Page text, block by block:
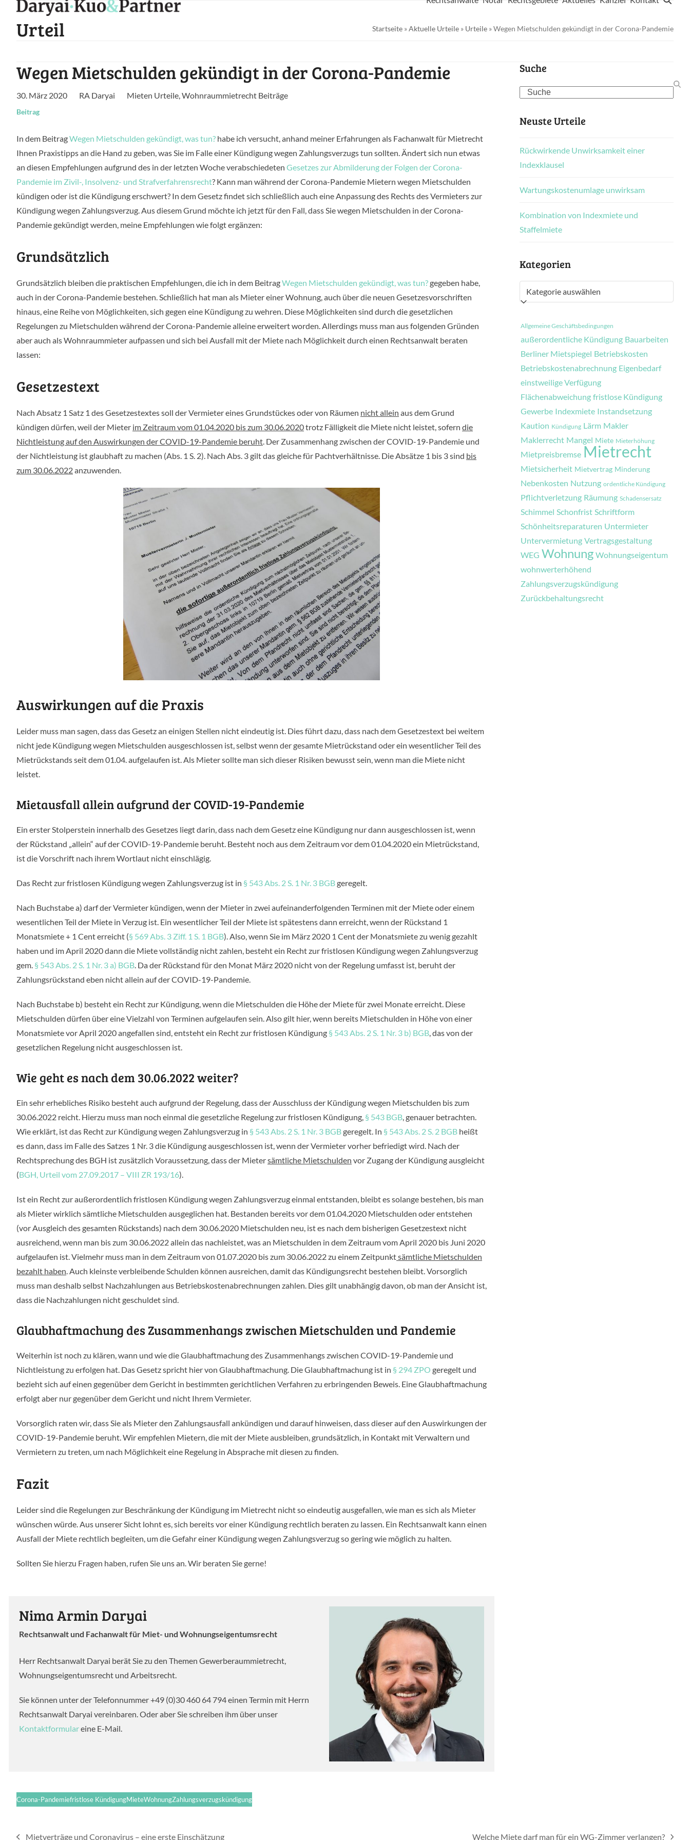
contentUrteil Startseite »Aktuelle Urteile » Urteile »Wegen Mietschulden gekündigt in der Corona-Pandemie
Wegen Mietschulden gekündigt in der Corona-Pandemie
30. März 2020 RA Daryai Mieten Urteile,Wohnraummietrecht Beiträge
Beitrag
In dem BeitragWegen Mietschulden gekündigt, was tun? habe ich versucht, anhand meiner Erfahrungen als Fachanwalt für Mietrecht
Ihnen Praxistipps an die Hand zu geben, was Sie im Falle einer Kündigung wegen Zahlungsverzugs tun sollten. Ändert sich nun etwas
an diesen Empfehlungen aufgrund des in der letzten Woche verabschiedeten Gesetzes zur Abmilderung der Folgen der Corona-
Pandemie im Zivil-, Insolvenz- und Strafverfahrensrecht? Kann man während der Corona-Pandemie Mietern wegen Mietschulden
kündigen oder ist die Kündigung erschwert? In dem Gesetz findet sich schließlich auch eine Anpassung des Rechts des Vermieters zur
Kündigung wegen Zahlungsverzug. Aus diesem Grund möchte ich jetzt für den Fall, dass Sie wegen Mietschulden in der Corona-
Pandemie gekündigt werden, meine Empfehlungen wie folgt ergänzen:
Grundsätzlich
Grundsätzlich bleiben die praktischen Empfehlungen, die ich in dem BeitragWegen Mietschulden gekündigt, was tun?gegeben habe,
auch in der Corona-Pandemie bestehen. Schließlich hat man als Mieter einer Wohnung, auch über die neuen Gesetzesvorschriften
hinaus, eine Reihe von Möglichkeiten, sich gegen eine Kündigung zu wehren. Diese Möglichkeiten sind durch die gesetzlichen
Regelungen zu Mietschulden während der Corona-Pandemie alleine erweitert worden. Allerdings muss man aus folgenden Gründen
aber auch als Wohnraummieter aufpassen und sich bei Ausfall mit der Miete nach Möglichkeit durch einen Rechtsanwalt beraten
lassen:
Gesetzestext
Nach Absatz 1 Satz 1 des Gesetzestextes soll der Vermieter eines Grundstückes oder von Räumen nicht allein aus dem Grund
kündigen dürfen, weil der Mieter im Zeitraum vom 01.04.2020 bis zum 30.06.2020trotz Fälligkeit die Miete nicht leistet, sofern die
Nichtleistung auf den Auswirkungen der COVID-19-Pandemie beruht. Der Zusammenhang zwischen der COVID-19-Pandemie und
der Nichtleistung ist glaubhaft zu machen (Abs. 1 S. 2). Nach Abs. 3 gilt das gleiche für Pachtverhältnisse. Die Absätze 1 bis 3 sind bis
zum 30.06.2022anzuwenden.
Auswirkungen auf die Praxis
Leider muss man sagen, dass das Gesetz an einigen Stellen nicht eindeutig ist. Dies führt dazu, dass nach dem Gesetzestext bei weitem
nicht jede Kündigung wegen Mietschulden ausgeschlossen ist, selbst wenn der gesamte Mietrückstand oder ein wesentlicher Teil des
Mietrückstands seit dem 01.04. aufgelaufen ist. Als Mieter sollte man sich dieser Risiken bewusst sein, wenn man die Miete nicht
leistet.
Mietausfall allein aufgrund der COVID-19-Pandemie
Ein erster Stolperstein innerhalb des Gesetzes liegt darin, dass nach dem Gesetz eine Kündigung nur dann ausgeschlossen ist, wenn
der Rückstand „allein“ auf der COVID-19-Pandemie beruht. Besteht noch aus dem Zeitraum vor dem 01.04.2020 ein Mietrückstand,
ist die Vorschrift nach ihrem Wortlaut nicht einschlägig.
Das Recht zur fristlosen Kündigung wegen Zahlungsverzug ist in § 543 Abs. 2 S. 1 Nr. 3 BGBgeregelt.
Nach Buchstabe a) darf der Vermieter kündigen, wenn der Mieter in zwei aufeinanderfolgenden Terminen mit der Miete oder einem
wesentlichen Teil der Miete in Verzug ist. Ein wesentlicher Teil der Miete ist spätestens dann erreicht, wenn der Rückstand 1
Monatsmiete + 1 Cent erreicht (§ 569 Abs. 3 Ziff. 1 S. 1 BGB). Also, wenn Sie im März 2020 1 Cent der Monatsmiete zu wenig gezahlt
haben und im April 2020 dann die Miete vollständig nicht zahlen, besteht ein Recht zur fristlosen Kündigung wegen Zahlungsverzug
gem. § 543 Abs. 2 S. 1 Nr. 3 a) BGB. Da der Rückstand für den Monat März 2020 nicht von der Regelung umfasst ist, beruht der
Zahlungsrückstand eben nicht allein auf der COVID-19-Pandemie.
Nach Buchstabe b) besteht ein Recht zur Kündigung, wenn die Mietschulden die Höhe der Miete für zwei Monate erreicht. Diese
Mietschulden dürfen über eine Vielzahl von Terminen aufgelaufen sein. Also gilt hier, wenn bereits Mietschulden in Höhe von einer
Monatsmiete vor April 2020 angefallen sind, entsteht ein Recht zur fristlosen Kündigung § 543 Abs. 2 S. 1 Nr. 3 b) BGB, das von der
gesetzlichen Regelung nicht ausgeschlossen ist.
Wie geht es nach dem 30.06.2022 weiter?
Ein sehr erhebliches Risiko besteht auch aufgrund der Regelung, dass der Ausschluss der Kündigung wegen Mietschulden bis zum
30.06.2022 reicht. Hierzu muss man noch einmal die gesetzliche Regelung zur fristlosen Kündigung, § 543 BGB, genauer betrachten.
Wie erklärt, ist das Recht zur Kündigung wegen Zahlungsverzug in § 543 Abs. 2 S. 1 Nr. 3 BGBgeregelt. In § 543 Abs. 2 S. 2 BGB heißt
es dann, dass im Falle des Satzes 1 Nr. 3 die Kündigung ausgeschlossen ist, wenn der Vermieter vorher befriedigt wird. Nach der
Rechtsprechung des BGH ist zusätzlich Voraussetzung, dass der Mietersämtliche Mietschulden vor Zugang der Kündigung ausgleicht
(BGH, Urteil vom 27.09.2017 – VIII ZR 193/16).
Ist ein Recht zur außerordentlich fristlosen Kündigung wegen Zahlungsverzug einmal entstanden, bleibt es solange bestehen, bis man
als Mieter wirklich sämtliche Mietschulden ausgeglichen hat. Bestanden bereits vor dem 01.04.2020 Mietschulden oder entstehen
(vor Ausgleich des gesamten Rückstands) nach dem 30.06.2020 Mietschulden neu, ist es nach dem bisherigen Gesetzestext nicht
ausreichend, wenn man bis zum 30.06.2022 allein das nachleistet, was an Mietschulden in dem Zeitraum vom April 2020 bis Juni 2020
aufgelaufen ist. Vielmehr muss man in dem Zeitraum von 01.07.2020 bis zum 30.06.2022 zu einem Zeitpunktsämtliche Mietschulden
bezahlt haben. Auch kleinste verbleibende Schulden können ausreichen, damit das Kündigungsrecht bestehen bleibt. Vorsorglich
muss man deshalb selbst Nachzahlungen aus Betriebskostenabrechnungen zahlen. Dies gilt unabhängig davon, ob man der Ansicht ist,
dass die Nachzahlungen nicht geschuldet sind.
Glaubhaftmachung des Zusammenhangs zwischen Mietschulden und Pandemie
Weiterhin ist noch zu klären, wann und wie die Glaubhaftmachung des Zusammenhangs zwischen COVID-19-Pandemie und
Nichtleistung zu erfolgen hat. Das Gesetz spricht hier von Glaubhaftmachung. Die Glaubhaftmachung ist in § 294 ZPO geregelt und
bezieht sich auf einen gegenüber dem Gericht in bestimmten gerichtlichen Verfahren zu erbringenden Beweis. Eine Glaubhaftmachung
erfolgt aber nur gegenüber dem Gericht und nicht Ihrem Vermieter.
Vorsorglich raten wir, dass Sie als Mieter den Zahlungsausfall ankündigen und darauf hinweisen, dass dieser auf den Auswirkungen der
COVID-19-Pandemie beruht. Wir empfehlen Mietern, die mit der Miete ausbleiben, grundsätzlich, in Kontakt mit Verwaltern und
Vermietern zu treten, um nach Möglichkeit eine Regelung in Absprache mit diesen zu finden.
Fazit
Leider sind die Regelungen zur Beschränkung der Kündigung im Mietrecht nicht so eindeutig ausgefallen, wie man es sich als Mieter
wünschen würde. Aus unserer Sicht lohnt es, sich bereits vor einer Kündigung rechtlich beraten zu lassen. Ein Rechtsanwalt kann einen
Ausfall der Miete rechtlich begleiten, um die Gefahr einer Kündigung wegen Zahlungsverzug so gering wie möglich zu halten.
Sollten Sie hierzu Fragen haben, rufen Sie uns an. Wir beraten Sie gerne!
Nima Armin Daryai
Rechtsanwalt und Fachanwalt für Miet- und Wohnungseigentumsrecht
Herr Rechtsanwalt Daryai berät Sie zu den Themen Gewerberaummietrecht,
Wohnungseigentumsrecht und Arbeitsrecht.
Sie können unter der Telefonnummer +49 (0)30 460 64 794 einen Termin mit Herrn
Rechtsanwalt Daryai vereinbaren. Oder aber Sie schreiben ihm über unser
Kontaktformulareine E-Mail.
Corona-Pandemiefristlose KündigungMieteWohnungZahlungsverzugskündigung
Suche
Search
Neuste Urteile
Rückwirkende Unwirksamkeit einer
Indexklausel
Wartungskostenumlage unwirksam
Kombination von Indexmiete und
Staffelmiete
Kategorien
Kategorien
Allgemeine Geschäftsbedingungen
außerordentliche Kündigung Bauarbeiten
Berliner Mietspiegel Betriebskosten
Betriebskostenabrechnung Eigenbedarf
einstweilige Verfügung
Flächenabweichung fristlose Kündigung
Gewerbe Indexmiete Instandsetzung
Kaution Kündigung Lärm Makler
Maklerrecht Mangel Miete Mieterhöhung
Mietpreisbremse Mietrecht
Mietsicherheit Mietvertrag Minderung
Nebenkosten Nutzung ordentliche Kündigung
Pflichtverletzung Räumung Schadensersatz
Schimmel Schonfrist Schriftform
Schönheitsreparaturen Untermieter
Untervermietung Vertragsgestaltung
WEG Wohnung Wohnungseigentum
wohnwerterhöhend
Zahlungsverzugskündigung
Zurückbehaltungsrecht
Mietverträge und Coronavirus – eine erste Einschätzung Welche Miete darf man für ein WG-Zimmer verlangen?